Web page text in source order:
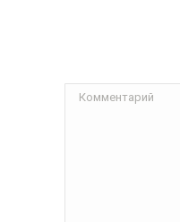
Комментарий